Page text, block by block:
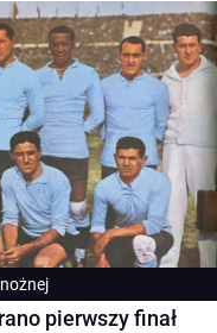
pierwszy finał